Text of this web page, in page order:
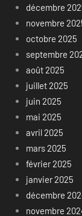
décembre
novembre
octobre 2025
septembre
août 2025
juillet 2025
juin 2025
mai 2025
avril 2025
mars 2025
février 2025
janvier 2025
décembre
novembre